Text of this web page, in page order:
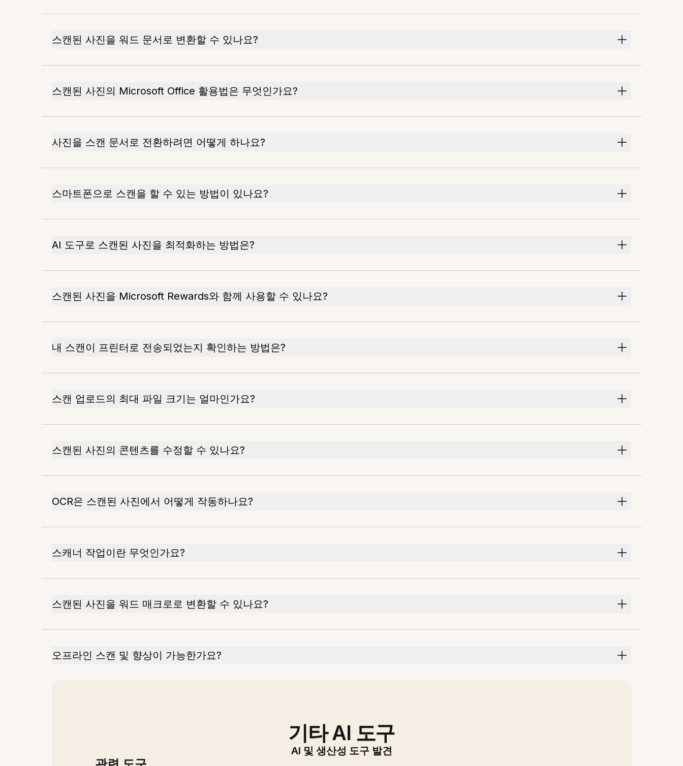
스캔된 사진을 워드 문서로 변환할 수 있나요?
스캔된 사진의 Microsoft Office 활용법은 무엇인가요?
사진을 스캔 문서로 전환하려면 어떻게 하나요?
스마트폰으로 스캔을 할 수 있는 방법이 있나요?
AI 도구로 스캔된 사진을 최적화하는 방법은?
스캔된 사진을 Microsoft Rewards와 함께 사용할 수 있나요?
내 스캔이 프린터로 전송되었는지 확인하는 방법은?
스캔 업로드의 최대 파일 크기는 얼마인가요?
스캔된 사진의 콘텐츠를 수정할 수 있나요?
OCR은 스캔된 사진에서 어떻게 작동하나요?
스캐너 작업이란 무엇인가요?
스캔된 사진을 워드 매크로로 변환할 수 있나요?
오프라인 스캔 및 향상이 가능한가요?
기타 AI 도구
AI 및 생산성 도구 발견